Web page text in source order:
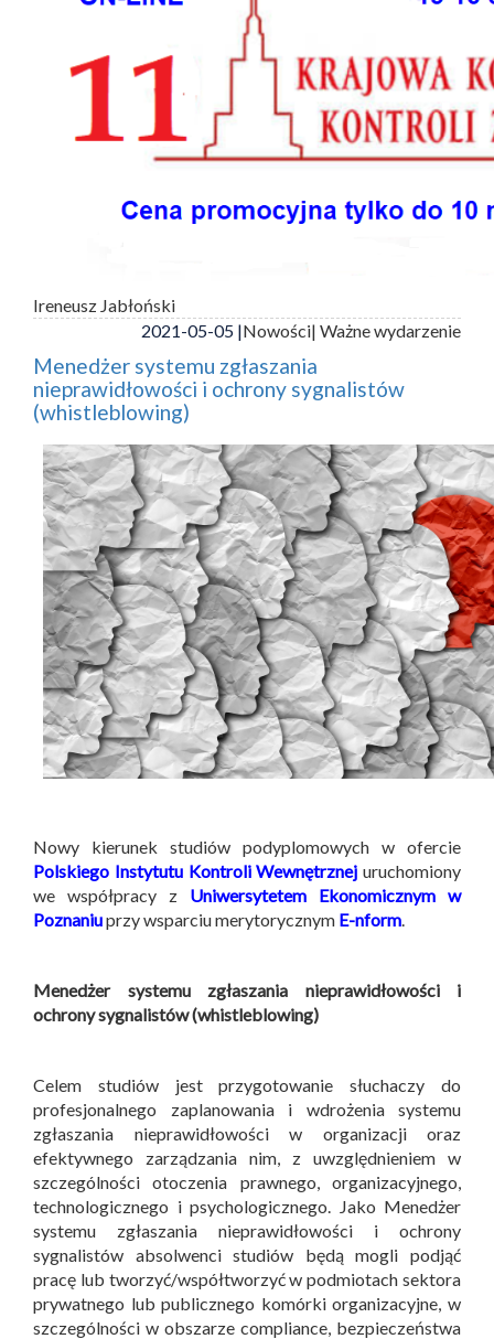
Ireneusz Jabłoński
2021-05-05 |Nowości| Ważne wydarzenie
Menedżer systemu zgłaszania
nieprawidłowości i ochrony sygnalistów
(whistleblowing)
Nowy kierunek studiów podyplomowych w ofercie
Polskiego Instytutu Kontroli Wewnętrznej uruchomiony
we współpracy z Uniwersytetem Ekonomicznym w
Poznaniuprzy wsparciu merytorycznym E-nform
Menedżer systemu zgłaszania nieprawidłowości i
ochrony sygnalistów (whistleblowing)
Celem studiów jest przygotowanie słuchaczy do
profesjonalnego zaplanowania i wdrożenia systemu
zgłaszania nieprawidłowości w organizacji oraz
efektywnego zarządzania nim, z uwzględnieniem w
szczególności otoczenia prawnego, organizacyjnego,
technologicznego i psychologicznego. Jako Menedżer
systemu zgłaszania nieprawidłowości i ochrony
sygnalistów absolwenci studiów będą mogli podjąć
pracę lub tworzyć/współtworzyć w podmiotach sektora
prywatnego lub publicznego komórki organizacyjne, w
szczególności w obszarze compliance, bezpieczeństwa